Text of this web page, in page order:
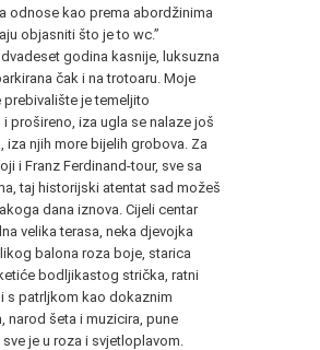
odnose kao prema abordžinima
objasniti što je to wc.”
godina kasnije, luksuzna
čak i na trotoaru. Moje
prebivalište je temeljito
i prošireno, iza ugla se nalaze još
iza njih more bijelih grobova. Za
i Franz Ferdinand-tour, sve sa
taj historijski atentat sad možeš
dana iznova. Cijeli centar
velika terasa, neka djevojka
balona roza boje, starica
bodljikastog strička, ratni
s patrljkom kao dokaznim
narod šeta i muzicira, pune
je u roza i svjetloplavom.